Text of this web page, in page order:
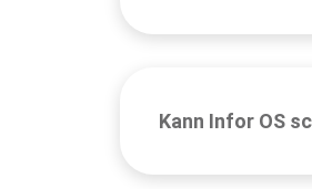
Kann Infor OS